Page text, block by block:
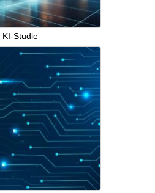
Studie